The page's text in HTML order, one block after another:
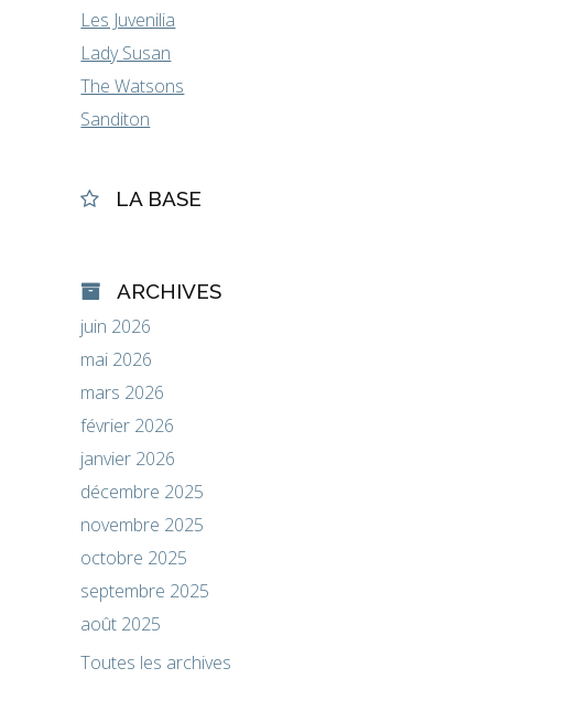
Les Juvenilia
Lady Susan
The Watsons
Sanditon
LA BASE
ARCHIVES
juin 2026
mai 2026
mars 2026
février 2026
janvier 2026
décembre 2025
novembre 2025
octobre 2025
septembre 2025
août 2025
Toutes les archives